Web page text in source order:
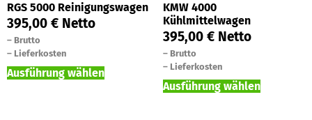
RGS 5000 Reinigungswagen
395,00 € Netto
– Brutto
– Lieferkosten
Ausführung wählen
KMW 4000
Kühlmittelwagen
395,00 € Netto
– Brutto
– Lieferkosten
Ausführung wählen